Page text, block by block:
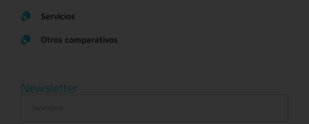
Servicios
Otros comparativos
Newsletter